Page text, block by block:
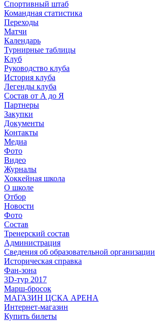
Спортивный штаб
Командная статистика
Переходы
Матчи
Календарь
Турнирные таблицы
Клуб
Руководство клуба
История клуба
Легенды клуба
Состав от А до Я
Партнеры
Закупки
Документы
Контакты
Медиа
Фото
Видео
Журналы
Хоккейная школа
О школе
Отбор
Новости
Фото
Состав
Тренерский состав
Администрация
Сведения об образовательной организации
Историческая справка
Фан-зона
3D-тур 2017
Марш-бросок
МАГАЗИН ЦСКА АРЕНА
Интернет-магазин
Купить билеты